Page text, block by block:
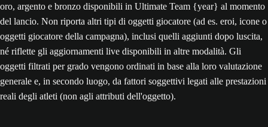
oro, argento e bronzo disponibili in Ultimate Team {year} al momento
del lancio. Non riporta altri tipi di oggetti giocatore (ad es. eroi, icone o
oggetti giocatore della campagna), inclusi quelli aggiunti dopo luscita,
né riflette gli aggiornamenti live disponibili in altre modalità. Gli
oggetti filtrati per grado vengono ordinati in base alla loro valutazione
generale e, in secondo luogo, da fattori soggettivi legati alle prestazioni
reali degli atleti (non agli attributi dell'oggetto).